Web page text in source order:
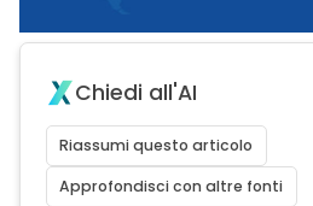
Chiedi all'AI
Riassumi questo articolo
Approfondisci con altre fonti